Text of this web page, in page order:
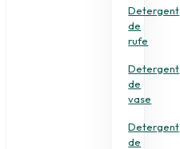
Detergent
de
rufe
Detergent
de
vase
Detergent
de